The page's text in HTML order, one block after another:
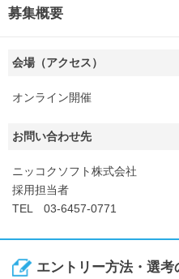
募集概要
会場（アクセス）
オンライン開催
お問い合わせ先
ニッコクソフト株式会社
採用担当者
TEL 03-6457-0771
エントリー方法・選考